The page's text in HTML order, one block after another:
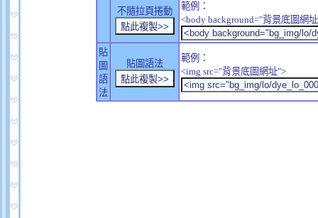
不隨拉頁捲動
範例：
<body background="背景底圖網
貼
圖
語
法
貼圖語法
範例：
<img src="背景底圖網址">